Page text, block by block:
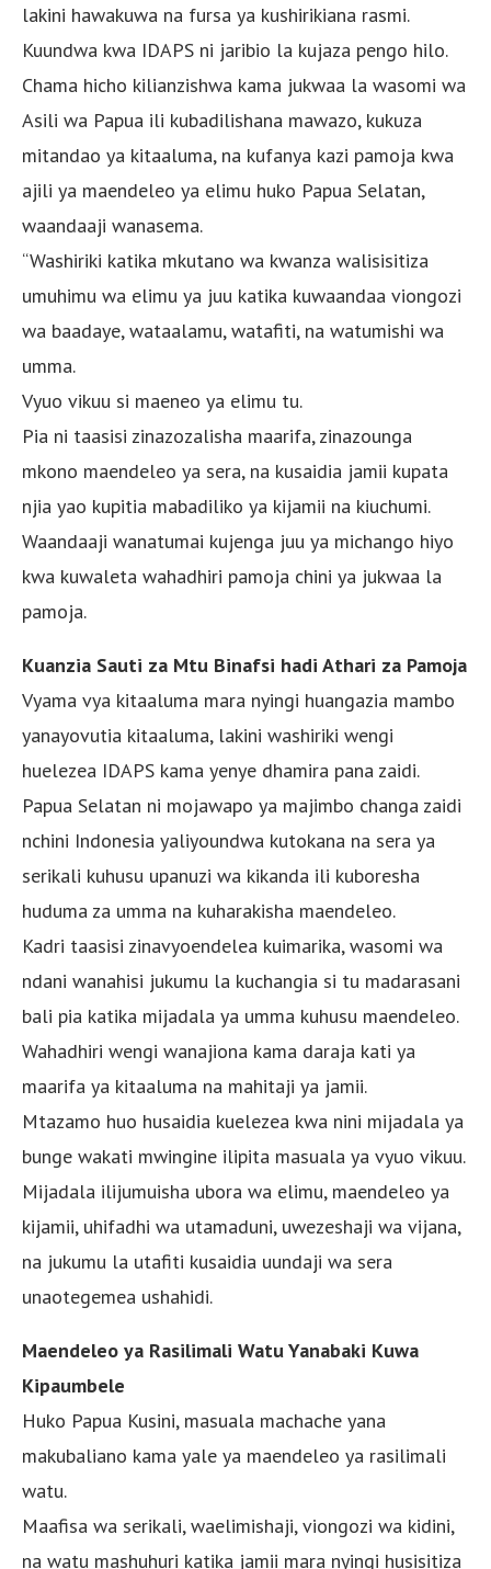
lakini hawakuwa na fursa ya kushirikiana rasmi.
Kuundwa kwa IDAPS ni jaribio la kujaza pengo hilo.
Chama hicho kilianzishwa kama jukwaa la wasomi wa
Asili wa Papua ili kubadilishana mawazo, kukuza
mitandao ya kitaaluma, na kufanya kazi pamoja kwa
ajili ya maendeleo ya elimu huko Papua Selatan,
waandaaji wanasema.
“Washiriki katika mkutano wa kwanza walisisitiza
umuhimu wa elimu ya juu katika kuwaandaa viongozi
wa baadaye, wataalamu, watafiti, na watumishi wa
umma.
Vyuo vikuu si maeneo ya elimu tu.
Pia ni taasisi zinazozalisha maarifa, zinazounga
mkono maendeleo ya sera, na kusaidia jamii kupata
njia yao kupitia mabadiliko ya kijamii na kiuchumi.
Waandaaji wanatumai kujenga juu ya michango hiyo
kwa kuwaleta wahadhiri pamoja chini ya jukwaa la
pamoja.
Kuanzia Sauti za Mtu Binafsi hadi Athari za Pamoja
Vyama vya kitaaluma mara nyingi huangazia mambo
yanayovutia kitaaluma, lakini washiriki wengi
huelezea IDAPS kama yenye dhamira pana zaidi.
Papua Selatan ni mojawapo ya majimbo changa zaidi
nchini Indonesia yaliyoundwa kutokana na sera ya
serikali kuhusu upanuzi wa kikanda ili kuboresha
huduma za umma na kuharakisha maendeleo.
Kadri taasisi zinavyoendelea kuimarika, wasomi wa
ndani wanahisi jukumu la kuchangia si tu madarasani
bali pia katika mijadala ya umma kuhusu maendeleo.
Wahadhiri wengi wanajiona kama daraja kati ya
maarifa ya kitaaluma na mahitaji ya jamii.
Mtazamo huo husaidia kuelezea kwa nini mijadala ya
bunge wakati mwingine ilipita masuala ya vyuo vikuu.
Mijadala ilijumuisha ubora wa elimu, maendeleo ya
kijamii, uhifadhi wa utamaduni, uwezeshaji wa vijana,
na jukumu la utafiti kusaidia uundaji wa sera
unaotegemea ushahidi.
Maendeleo ya Rasilimali Watu Yanabaki Kuwa
Kipaumbele
Huko Papua Kusini, masuala machache yana
makubaliano kama yale ya maendeleo ya rasilimali
watu.
Maafisa wa serikali, waelimishaji, viongozi wa kidini,
na watu mashuhuri katika jamii mara nyingi husisitiza